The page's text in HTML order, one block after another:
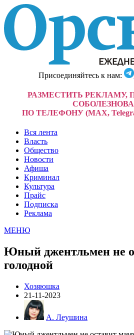
Присоединяйтесь к нам:
РАЗМЕСТИТЬ РЕКЛАМУ,
ПО ТЕЛЕФОНУ (MAX,
Вся лента
Власть
Общество
Новости
Афиша
Криминал
Культура
Прайс
Подписка
Реклама
МЕНЮ
Юный джентльмен не
голодной
Хозяюшка
21-11-2023
А. Леушина